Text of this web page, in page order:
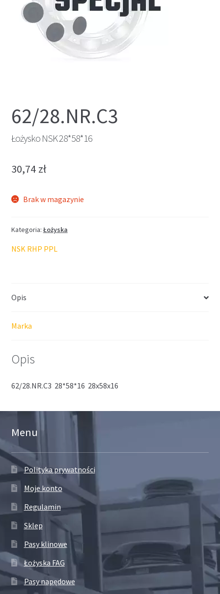
62/28.NR.C3
Łożysko NSK 28*58*16
30,74 zł
Brak w magazynie
Kategoria: Łożyska
NSK RHP PPL
Opis
Marka
Opis
62/28.NR.C3 28*58*16 28x58x16
Menu
Polityka prywatności
Moje konto
Regulamin
Sklep
Pasy klinowe
Łożyska FAG
Pasy napędowe